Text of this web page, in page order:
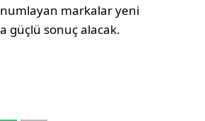
markalar yeni
güçlü sonuç alacak.